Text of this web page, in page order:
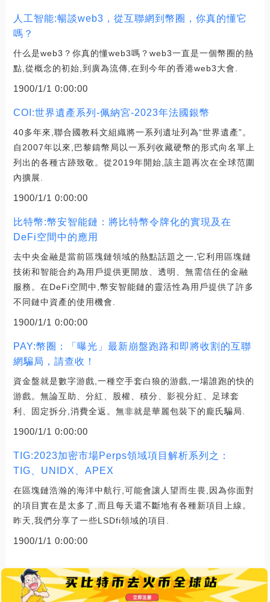
人工智能:暢談web3，從互聯網到幣圈，你真的懂它
嗎？
什么是web3？你真的懂web3嗎？web3一直是一個幣圈的熱
點,從概念的初始,到廣為流傳,在到今年的香港web3大會.
1900/1/1 0:00:00
COI:世界遺產系列-佩納宮-2023年法國銀幣
40多年來,聯合國教科文組織將一系列遺址列為“世界遺產”。
自2007年以來,巴黎鑄幣局以一系列收藏硬幣的形式向名單上
列出的各種古跡致敬。從2019年開始,該主題再次在全球范圍
內擴展.
1900/1/1 0:00:00
比特幣:幣安智能鏈：將比特幣令牌化的實現及在
DeFi空間中的應用
去中央金融是當前區塊鏈領域的熱點話題之一,它利用區塊鏈
技術和智能合約為用戶提供更開放、透明、無需信任的金融
服務。在DeFi空間中,幣安智能鏈的靈活性為用戶提供了許多
不同鏈中資產的使用機會.
1900/1/1 0:00:00
PAY:幣圈：「曝光」最新崩盤跑路和即將收割的互聯
網騙局，請查收！
資金盤就是數字游戲,一種空手套白狼的游戲,一場誰跑的快的
游戲。無論互助、分紅、股權、積分、影視分紅、足球套
利、固定拆分,消費全返。無非就是華麗包裝下的龐氏騙局.
1900/1/1 0:00:00
TIG:2023加密市場Perps領域項目解析系列之：
TIG、UNIDX、APEX
在區塊鏈浩瀚的海洋中航行,可能會讓人望而生畏,因為你面對
的項目實在是太多了,而且每天還不斷地有各種新項目上線。
昨天,我們分享了一些LSDfi領域的項目.
1900/1/1 0:00:00